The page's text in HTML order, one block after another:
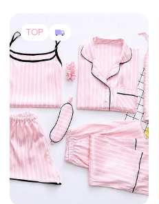
TOP